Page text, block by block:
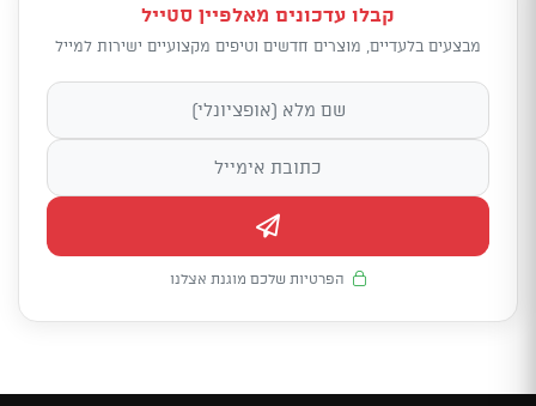
קבלו עדכונים מאלפיין סטייל
מבצעים בלעדיים, מוצרים חדשים וטיפים מקצועיים ישירות למייל
הפרטיות שלכם מוגנת אצלנו